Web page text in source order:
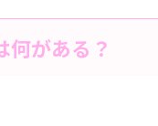
何がある？